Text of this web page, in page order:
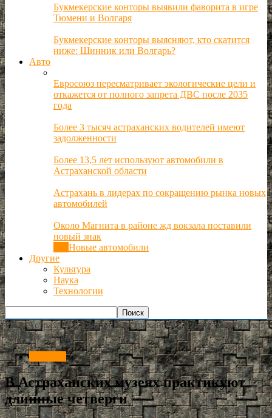
Букмекерские конторы выявили фаворита в игре
Тюмени и Волгаря
Букмекерские конторы выясняют, кто скатится
ниже: Шинник или Волгарь?
Авто
Евросоюз пересматривает экологические цели и
откажется от полного запрета ДВС после 2035
года
Более 3 тысяч астраханских водителей имеют
задолженности
Более 13,5 лет используют автомобили в
Астраханской области
Астрахань в лидерах по сокращению рынка новых
автомобилей
Около Магнита в районе жд вокзала поставили
новый знак
Новые автомобили
Другие
Культура
Наука
Технологии
РИА Астрахань Культура В Астраханских музеях практикуют
длинные четверги
В Астраханских музеях практикуют
длинные четверги